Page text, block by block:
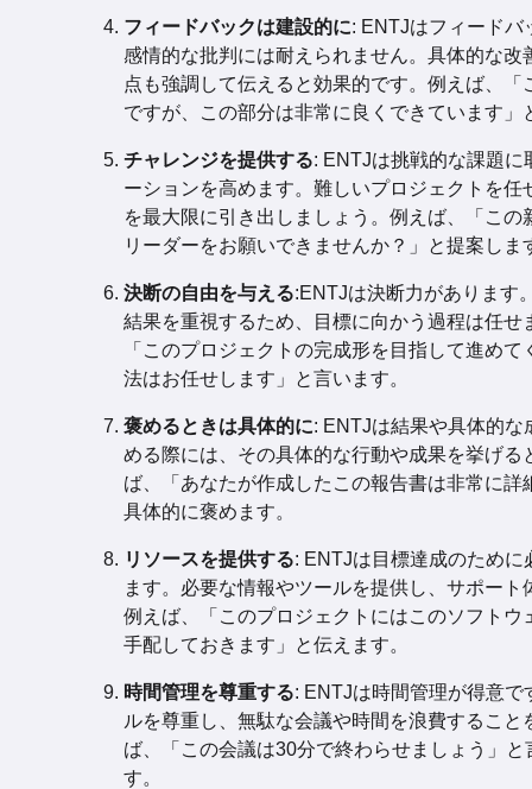
フィードバックは建設的に: ENTJはフィードバ
感情的な批判には耐えられません。具体的な改
点も強調して伝えると効果的です。例えば、「
ですが、この部分は非常に良くできています」
チャレンジを提供する: ENTJは挑戦的な課題に
ーションを高めます。難しいプロジェクトを任
を最大限に引き出しましょう。例えば、「この
リーダーをお願いできませんか？」と提案しま
決断の自由を与える:ENTJは決断力があります
結果を重視するため、目標に向かう過程は任せ
「このプロジェクトの完成形を目指して進め
法はお任せします」と言います。
褒めるときは具体的に: ENTJは結果や具体的な
める際には、その具体的な行動や成果を挙げる
ば、「あなたが作成したこの報告書は非常に詳
具体的に褒めます。
リソースを提供する: ENTJは目標達成のために
ます。必要な情報やツールを提供し、サポート
例えば、「このプロジェクトにはこのソフトウ
手配しておきます」と伝えます。
時間管理を尊重する: ENTJは時間管理が得意で
ルを尊重し、無駄な会議や時間を浪費すること
ば、「この会議は30分で終わらせましょう」
す。